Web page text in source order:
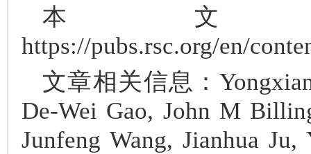
本文
https://pubs.rsc.org/en/
文章相关信息：
De-Wei Gao, John M
Junfeng Wang, Jianhua